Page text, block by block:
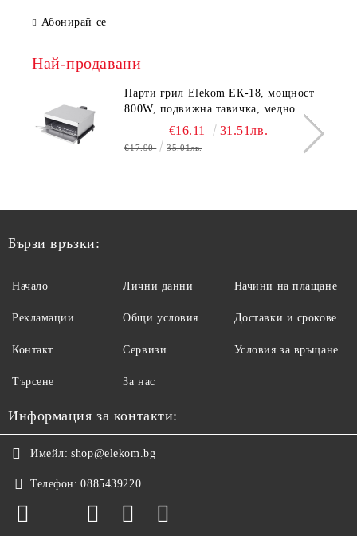
Абонирай се
Най-продавани
Парти грил Elekom ЕК-18, мощност
800W, подвижна тавичка, медно
покритие на реотана
€16.11 31.51лв.
€17.90 35.01лв.
Бързи връзки:
Начало
Рекламации
Контакт
Търсене
Лични данни
Общи условия
Сервизи
За нас
Начини на плащане
Доставки и срокове
Условия за връщане
Информация за контакти:
Имейл: shop@elekom.bg
Телефон: 0885439220